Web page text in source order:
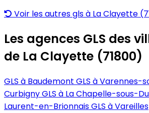
Voir les autres gls à La Clayette
Les agences GLS des
de La Clayette (71800)
GLS à Baudemont GLS à Varennes-
CurbignyGLS à La Chapelle-sous-
Laurent-en-BrionnaisGLS à Vareilles